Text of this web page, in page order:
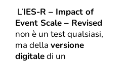
L’IES-R – Impact of
Event Scale – Revised
non è un test qualsiasi,
ma della versione
digitaledi un